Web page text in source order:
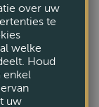
over uw
te
welke
Houd
enkel
uw